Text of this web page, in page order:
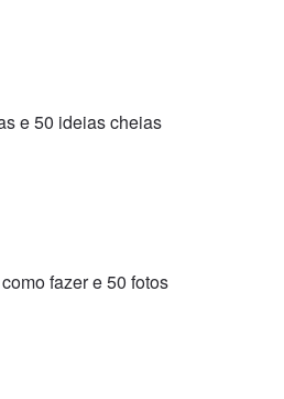
e 50 ideias cheias
fazer e 50 fotos